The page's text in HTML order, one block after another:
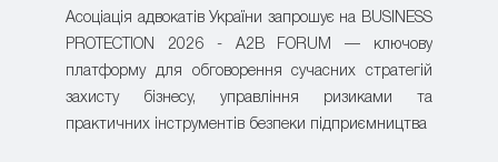
Асоціація адвокатів України запрошує на BUSINESS
PROTECTION 2026 - A2B FORUM — ключову
платформу для обговорення сучасних стратегій
захисту бізнесу, управління ризиками та
практичних інструментів безпеки підприємництва